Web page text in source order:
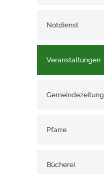
Notdienst
Veranstaltungen
Gemeindezeitung
Pfarre
Bücherei